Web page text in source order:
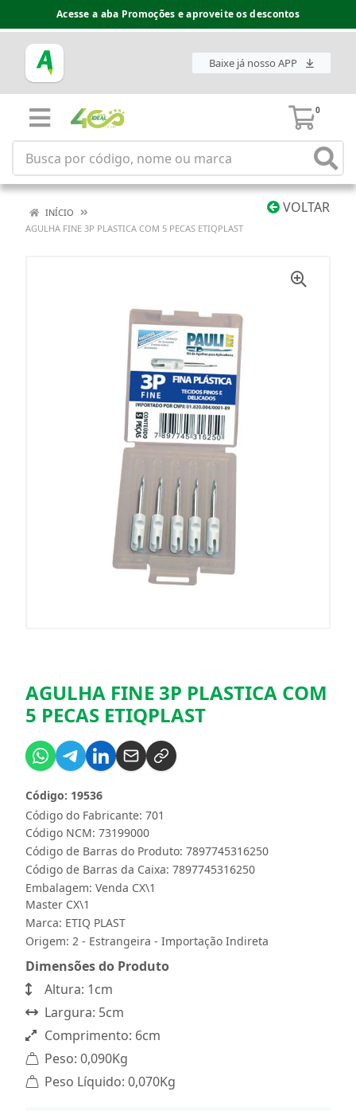
Acesse a aba Promoções e aproveite os descontos
Baixe já nosso APP
0
VOLTAR
INÍCIO
AGULHA FINE 3P PLASTICA COM 5 PECAS ETIQPLAST
AGULHA FINE 3P PLASTICA COM
5 PECAS ETIQPLAST
Código do Fabricante: 701
Código: 19536
Código NCM: 73199000
Código de Barras do Produto: 7897745316250
Código de Barras da Caixa: 7897745316250
Embalagem: Venda CX\1
Master CX\1
Marca: ETIQ PLAST
Origem: 2 - Estrangeira - Importação Indireta
Dimensões do Produto
Altura: 1cm
Largura: 5cm
Comprimento: 6cm
Peso: 0,090Kg
Peso Líquido: 0,070Kg